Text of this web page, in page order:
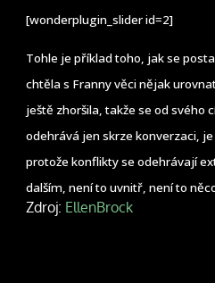
[wonderplugin_slider id=2]
Tohle je příklad toho, jak se
chtěla s Franny věci nějak
ještě zhoršila, takže se od svého
odehrává jen skrze konverzaci,
protože konflikty se odehrávají
dalším, není to uvnitř, není to
Zdroj: EllenBrock